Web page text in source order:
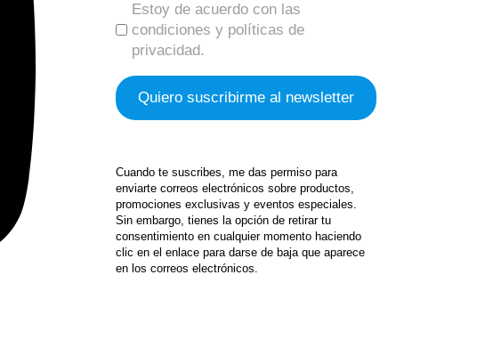
Estoy de acuerdo con las
condiciones y políticas de
privacidad.
Cuando te suscribes, me das permiso para
enviarte correos electrónicos sobre productos,
promociones exclusivas y eventos especiales.
Sin embargo, tienes la opción de retirar tu
consentimiento en cualquier momento haciendo
clic en el enlace para darse de baja que aparece
en los correos electrónicos.